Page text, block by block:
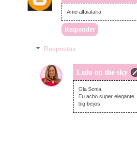
Amo alfaiataria
Responder
Respostas
Lulu on the sky
domingo,
Ola Sonia,
Eu acho super elegante
big beijos